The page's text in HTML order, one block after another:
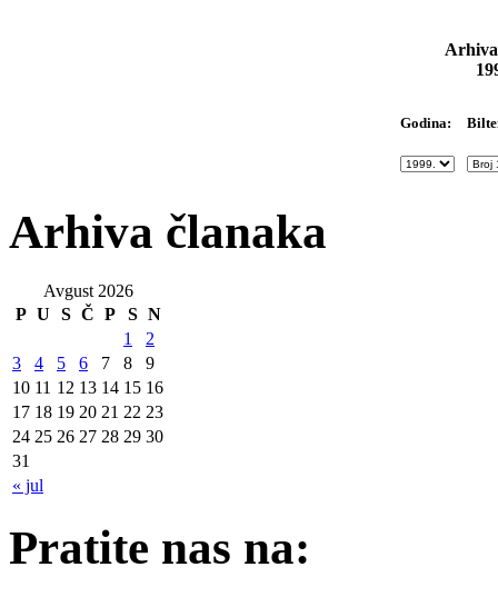
Godina:
Arhiva članaka
Avgust 2026
P U S Č P S N
« jul
1
2
3
4 5 6 7 8
9
10 11 12 13 14 15 16
17 18 19 20 21 22 23
24 25 26 27 28 29 30
31
Pratite nas na: